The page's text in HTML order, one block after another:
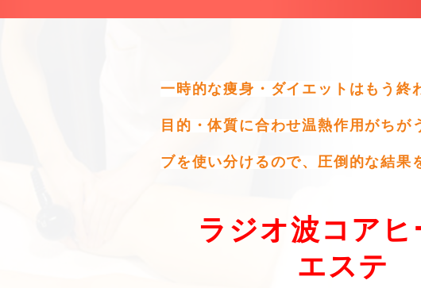
一時的な痩身・ダイエットはもう終
目的・体質に合わせ温熱作用がちが
ブを使い分けるので、圧倒的な結果
ラジオ波コアヒ
エステ